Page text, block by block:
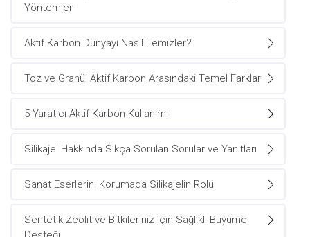
Yöntemler
Aktif Karbon Dünyayı Nasıl Temizler?
Toz ve Granül Aktif Karbon Arasındaki Temel Farklar
5 Yaratıcı Aktif Karbon Kullanımı
Silikajel Hakkında Sıkça Sorulan Sorular ve Yanıtları
Sanat Eserlerini Korumada Silikajelin Rolü
Sentetik Zeolit ve Bitkileriniz için Sağlıklı Büyüme